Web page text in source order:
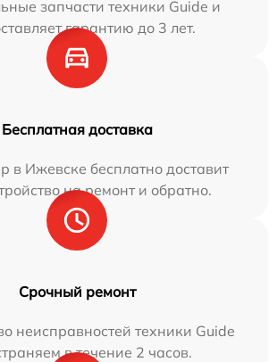
запчасти техники Guide и
гарантию до 3 лет.
Бесплатная доставка
в Ижевске бесплатно доставит
на ремонт и обратно.
Срочный ремонт
неисправностей техники Guide
в течение 2 часов.